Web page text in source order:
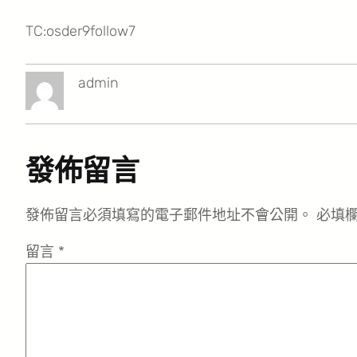
TC:osder9follow7
admin
發佈留言
發佈留言必須填寫的電子郵件地址不會公開。 必填
留言 *